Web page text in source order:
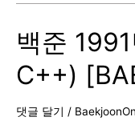
삽
입
[2021
KAKAO
BLIND
RECRUITMENT]
백준
C++)
댓글 달기 /